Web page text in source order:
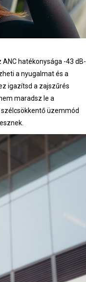
hatékonysága -43 dB-
a nyugalmat és a
igazítsd a zajszűrés
maradsz le a
üzemmód